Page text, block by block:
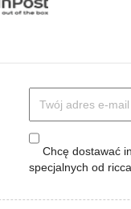
Chcę dostawać
specjalnych od